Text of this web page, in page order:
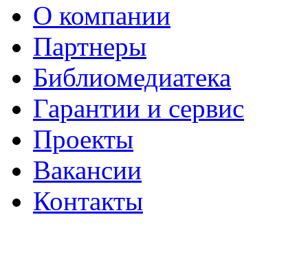
О компании
Партнеры
Библиомедиатека
Гарантии и сервис
Проекты
Вакансии
Контакты